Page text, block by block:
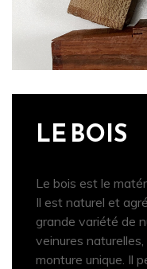
LE BOIS
Le bois est le
Il est naturel et
grande variété de
veinures
monture unique. Il